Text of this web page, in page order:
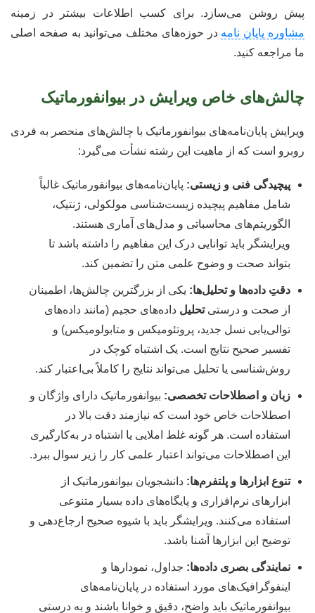
پیش روشن می‌سازد. برای کسب اطلاعات بیشتر در زمینه
مشاوره پایان نامه در حوزه‌های مختلف می‌توانید به صفحه اصلی
ما مراجعه کنید.
چالش‌های خاص ویرایش در بیوانفورماتیک
ویرایش پایان‌نامه‌های بیوانفورماتیک با چالش‌های منحصر به فردی
روبرو است که از ماهیت این رشته نشأت می‌گیرد:
پیچیدگی فنی و زیستی: پایان‌نامه‌های بیوانفورماتیک غالباً
شامل مفاهیم پیچیده زیست‌شناسی مولکولی، ژنتیک،
الگوریتم‌های محاسباتی و مدل‌های آماری هستند.
ویرایشگر باید توانایی درک این مفاهیم را داشته باشد تا
بتواند صحت و وضوح علمی متن را تضمین کند.
دقتِ داده‌ها و تحلیل‌ها: یکی از بزرگترین چالش‌ها، اطمینان
از صحت و درستیتحلیل داده‌های حجیم (مانند داده‌های
توالی‌یابی نسل جدید، پروتئومیکس و متابولومیکس) و
تفسیر صحیح نتایج است. یک اشتباه کوچک در
روش‌شناسی یا تحلیل می‌تواند نتایج را کاملاً بی‌اعتبار کند.
زبان و اصطلاحات تخصصی: بیوانفورماتیک دارای واژگان و
اصطلاحات خاص خود است که نیازمند دقت بالا در
استفاده است. هر گونه غلط املایی یا اشتباه در به‌کارگیری
این اصطلاحات می‌تواند اعتبار علمی کار را زیر سوال ببرد.
تنوع ابزارها و پلتفرم‌ها: دانشجویان بیوانفورماتیک از
ابزارهای نرم‌افزاری و پایگاه‌های داده بسیار متنوعی
استفاده می‌کنند. ویرایشگر باید با شیوه صحیح ارجاع‌دهی و
توضیح این ابزارها آشنا باشد.
نمایندگی بصری داده‌ها: جداول، نمودارها و
اینفوگرافیک‌های مورد استفاده در پایان‌نامه‌های
بیوانفورماتیک باید واضح، دقیق و خوانا باشند و به درستی